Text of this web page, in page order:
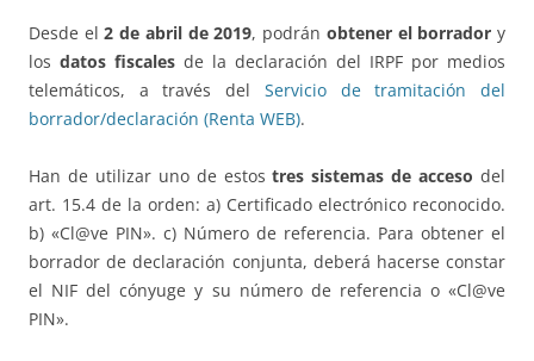
Desde el2 de abril de 2019, podrán obtener el borrador y
los datos fiscales de la declaración del IRPF por medios
telemáticos, a través del Servicio de tramitación del
borrador/declaración (Renta WEB).
Han de utilizar uno de estostres sistemas de acceso del
art. 15.4 de la orden: a) Certificado electrónico reconocido.
b) «Cl@ve PIN». c) Número de referencia. Para obtener el
borrador de declaración conjunta, deberá hacerse constar
el NIF del cónyuge y su número de referencia o «Cl@ve
PIN».